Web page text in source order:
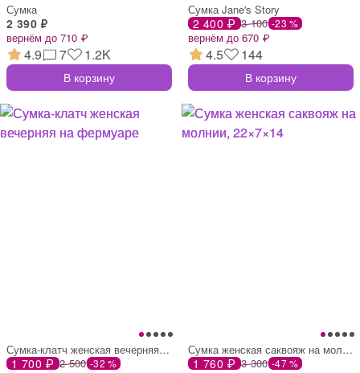
Сумка
2 390 ₽
вернём до 710 ₽
4.9 7 1.2K
В корзину
Сумка Jane's Story
2 400 ₽ 3 100 -23 %
вернём до 670 ₽
4.5 144
В корзину
Сумка-клатч женская вечерняя на фермуаре
1 700 ₽ 2 500 -32 %
Сумка женская саквояж на молнии, 22×7×14
1 760 ₽ 3 300 -47 %